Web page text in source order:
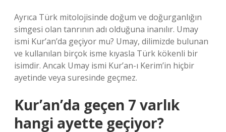
Ayrıca Türk mitolojisinde doğum ve doğurganlığın
simgesi olan tanrının adı olduğuna inanılır. Umay
ismi Kur’an’da geçiyor mu? Umay, dilimizde bulunan
ve kullanılan birçok isme kıyasla Türk kökenli bir
isimdir. Ancak Umay ismi Kur’an-ı Kerim’in hiçbir
ayetinde veya suresinde geçmez.
Kur’an’da geçen 7 varlık
hangi ayette geçiyor?